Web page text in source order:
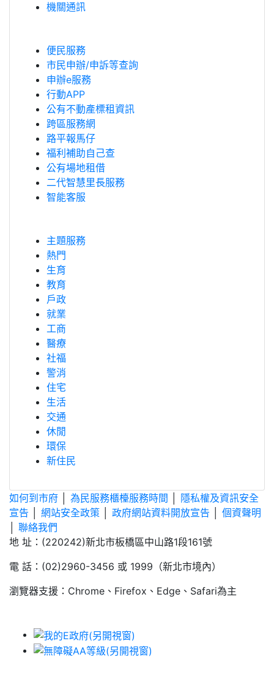
機關通訊
便民服務
市民申辦/申訴等查詢
申辦e服務
行動APP
公有不動產標租資訊
跨區服務網
路平報馬仔
福利補助自己查
公有場地租借
二代智慧里長服務
智能客服
主題服務
熱門
生育
教育
戶政
就業
工商
醫療
社福
警消
住宅
生活
交通
休閒
環保
新住民
如何到市府 為民服務櫃檯服務時間
隱私權及資訊安全
宣告
網站安全政策 政府網站資料開放宣告
個資聲明
聯絡我們
地 址：(220242)新北市板橋區中山路1段161號
電 話：(02)2960-3456 或 1999（新北市境內）
瀏覽器支援：Chrome、Firefox、Edge、Safari為主